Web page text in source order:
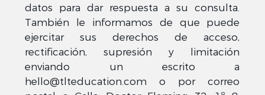
datos para dar respuesta a su consulta.
También le informamos de que puede
ejercitar sus derechos de acceso,
rectificación, supresión y limitación
enviando un escrito a
hello@tlteducation.com o por correo